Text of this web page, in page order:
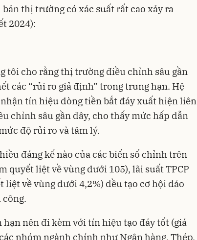
thị trường có xác suất rất cao xảy ra
2024):
tôi cho rằng thị trường điều chỉnh sâu gần
các “rủi ro giả định” trong trung hạn. Hệ
tín hiệu dòng tiền bắt đáy xuất hiện liên
chỉnh sâu gần đây, cho thấy mức hấp dẫn
độ rủi ro và tâm lý.
đáng kể nào của các biến số chỉnh trên
quyết liệt về vùng dưới 105), lãi suất TPCP
liệt về vùng dưới 4,2%) đều tạo cơ hội đảo
công.
hạn nên đi kèm với tín hiệu tạo đáy tốt (giá
nhóm ngành chính như Ngân hàng, Thép,